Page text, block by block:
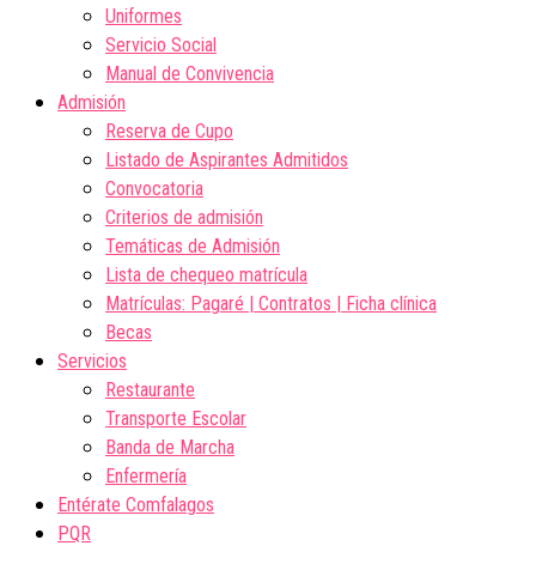
Uniformes
Servicio Social
Manual de Convivencia
Admisión
Reserva de Cupo
Listado de Aspirantes Admitidos
Convocatoria
Criterios de admisión
Temáticas de Admisión
Lista de chequeo matrícula
Matrículas: Pagaré | Contratos | Ficha clínica
Becas
Servicios
Restaurante
Transporte Escolar
Banda de Marcha
Enfermería
Entérate Comfalagos
PQR